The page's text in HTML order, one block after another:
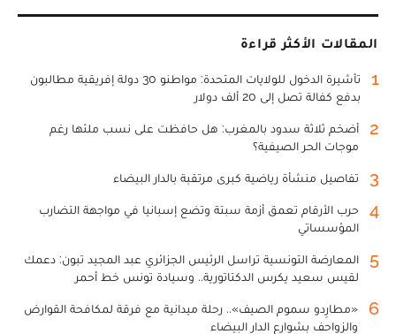
المقالات الأكثر قراءة
1
تأشيرة الدخول للولايات المتحدة: مواطنو 30 دولة إفريقية مطالبون
بدفع كفالة تصل إلى 20 ألف دولار
2
أضخم ثلاثة سدود بالمغرب: هل حافظت على نسب ملئها رغم
موجات الحر الصيفية؟
3 تفاصيل منشأة رياضية كبرى مرتقبة بالدار البيضاء
4
حرب الأرقام تعمق أزمة سبتة وتضع إسبانيا في مواجهة التضارب
المؤسساتي
5
المعارضة التونسية تراسل الرئيس الجزائري عبد المجيد تبون: دعمك
لقيس سعيد يكرس الدكتاتورية.. وسيادة تونس خط أحمر
6
«مطارِدو سموم الصيف».. رحلة ميدانية مع فرقة لمكافحة القوارض
والزواحف بشوارع الدار البيضاء